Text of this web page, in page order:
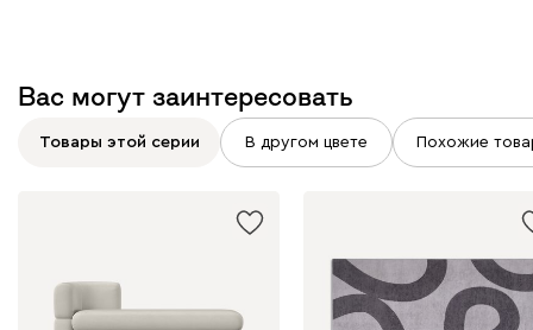
Вас могут заинтересовать
Товары этой серии В другом цвете Похожие